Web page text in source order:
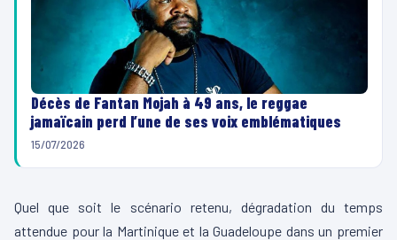
Décès de Fantan Mojah à 49 ans, le reggae
jamaïcain perd l’une de ses voix emblématiques
15/07/2026
Quel que soit le scénario retenu, dégradation du temps
attendue pour la Martiniqueet la Guadeloupe dans un premier